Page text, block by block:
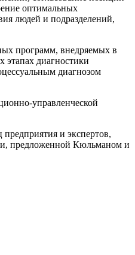
оптимальных
людей и подразделений,
программ, внедряемых в
этапах диагностики
диагнозом
управленческой
и экспертов,
предложенной Кюльманом и